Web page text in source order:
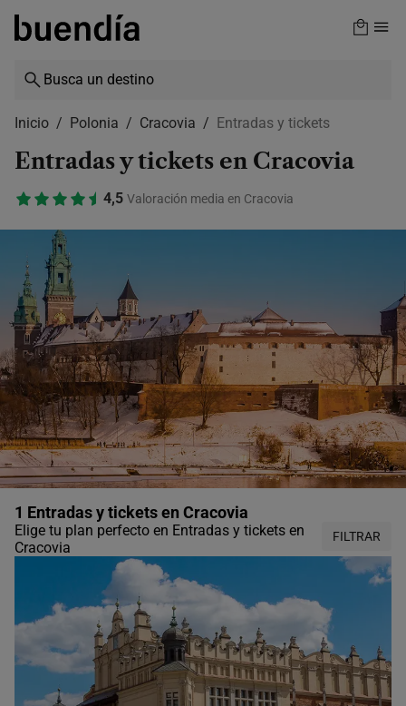
Skip
content
Inicio Polonia Cracovia Entradas y tickets
Entradas y tickets en Cracovia
4,5 Valoración media en Cracovia
1 Entradas y tickets en Cracovia
Elige tu plan perfecto en Entradas y tickets en
Cracovia
FILTRAR